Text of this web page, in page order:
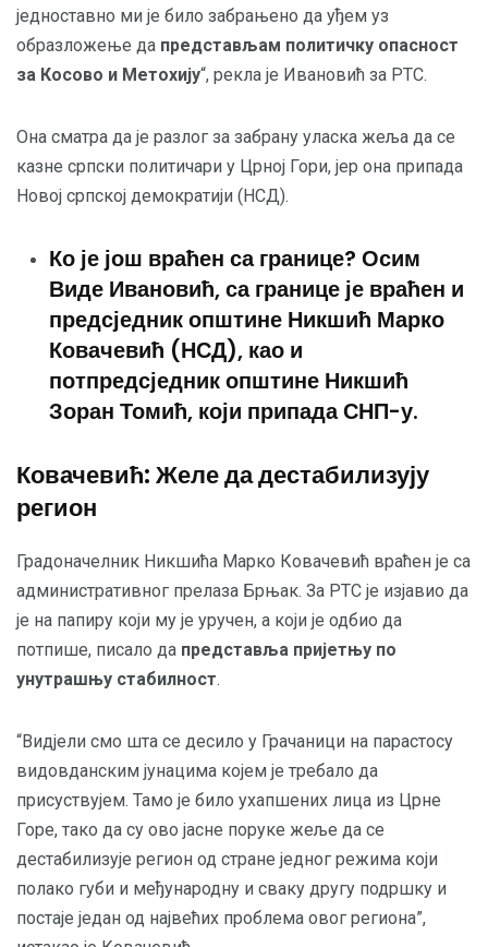
једноставно ми је било забрањено да уђем уз
образложење да представљам политичку опасност
за Косово и Метохију“, рекла је Ивановић за РТС.
Она сматра да је разлог за забрану уласка жеља да се
казне српски политичари у Црној Гори, јер она припада
Новој српској демократији (НСД).
Ко је још враћен са границе? Осим
Виде Ивановић, са границе је враћен и
предсједник општине Никшић Марко
Ковачевић (НСД), као и
потпредсједник општине Никшић
Зоран Томић, који припада СНП-у.
Ковачевић: Желе да дестабилизују
регион
Градоначелник Никшића Марко Ковачевић враћен је са
административног прелаза Брњак. За РТС је изјавио да
је на папиру који му је уручен, а који је одбио да
потпише, писало да представља пријетњу по
унутрашњу стабилност.
“Видјели смо шта се десило у Грачаници на парастосу
видовданским јунацима којем је требало да
присуствујем. Тамо је било ухапшених лица из Црне
Горе, тако да су ово јасне поруке жеље да се
дестабилизује регион од стране једног режима који
полако губи и међународну и сваку другу подршку и
постаје један од највећих проблема овог региона”,